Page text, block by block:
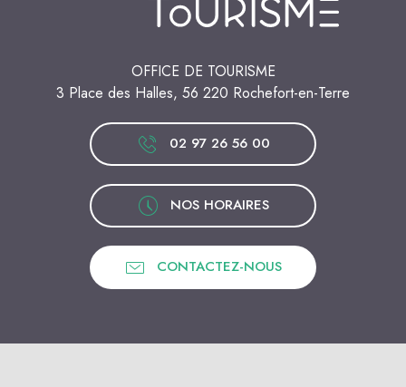
OFFICE DE TOURISME
3 Place des Halles, 56 220 Rochefort-en-Terre
02 97 26 56 00
NOS HORAIRES
CONTACTEZ-NOUS